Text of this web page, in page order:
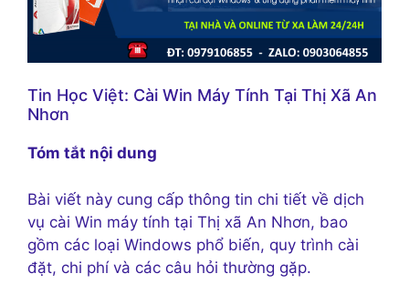
Tin Học Việt: Cài Win Máy Tính Tại Thị Xã An
Nhơn
Tóm tắt nội dung
Bài viết này cung cấp thông tin chi tiết về dịch
vụ cài Win máy tính tại Thị xã An Nhơn, bao
gồm các loại Windows phổ biến, quy trình cài
đặt, chi phí và các câu hỏi thường gặp.